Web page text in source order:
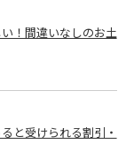
！間違いなしのお土
と受けられる割引・